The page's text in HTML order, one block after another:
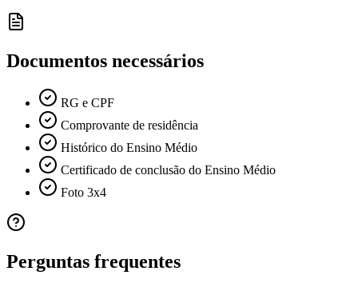
Documentos necessários
RG e CPF
Comprovante de residência
Histórico do Ensino Médio
Certificado de conclusão do Ensino Médio
Foto 3x4
Perguntas frequentes